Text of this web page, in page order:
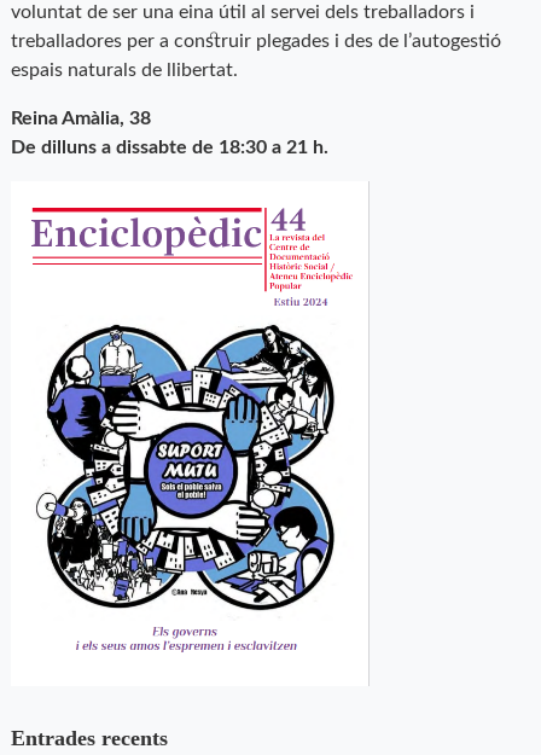
voluntat de ser una eina útil al servei dels treballadors i
treballadores per a construir plegades i des de l’autogestió
espais naturals de llibertat.
Reina Amàlia, 38
De dilluns a dissabte de 18:30 a 21 h.
Entrades recents